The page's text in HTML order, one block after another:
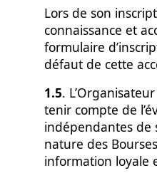
Lors de son
connaissance et
formulaire
défaut de cette
1.5.
tenir compte de
indépendantes de
nature des
information loyale